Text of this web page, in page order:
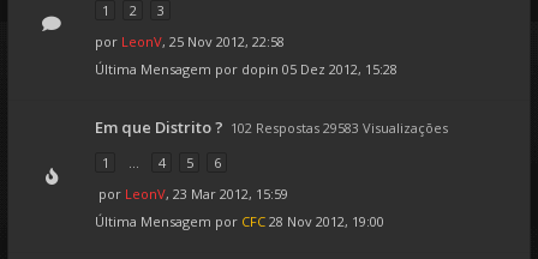
1
2
3
por LeonV, 25 Nov 2012, 22:58
Última Mensagem por dopin 05 Dez 2012, 15:28
Em que Distrito ? 102 Respostas 29583 Visualizações
1
... 4 5
6
por LeonV, 23 Mar 2012, 15:59
Última Mensagem por CFC 28 Nov 2012, 19:00